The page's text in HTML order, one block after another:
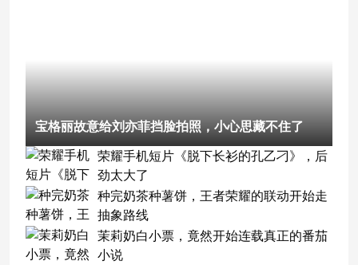
宝格丽故意给刘亦菲挡脸拍照，小心思藏不住了
荣耀手机短片《脱下长衫的孔乙刁》，后
劲太大了
种完奶茶种薯饼，王者荣耀的联动开始走
抽象路线
茉莉奶白小票，竟然开始连载真正的番茄
小说